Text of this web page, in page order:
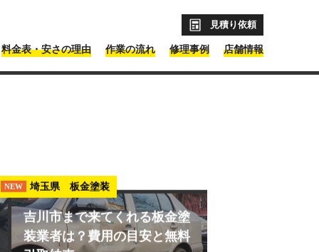
料金表・安さの理由 作業の流れ 修理事例 店舗情報
見積り依頼
NEW 埼玉県 板金塗装
吉川市まで来てくれる板金塗
装業者は？費用の目安と無料